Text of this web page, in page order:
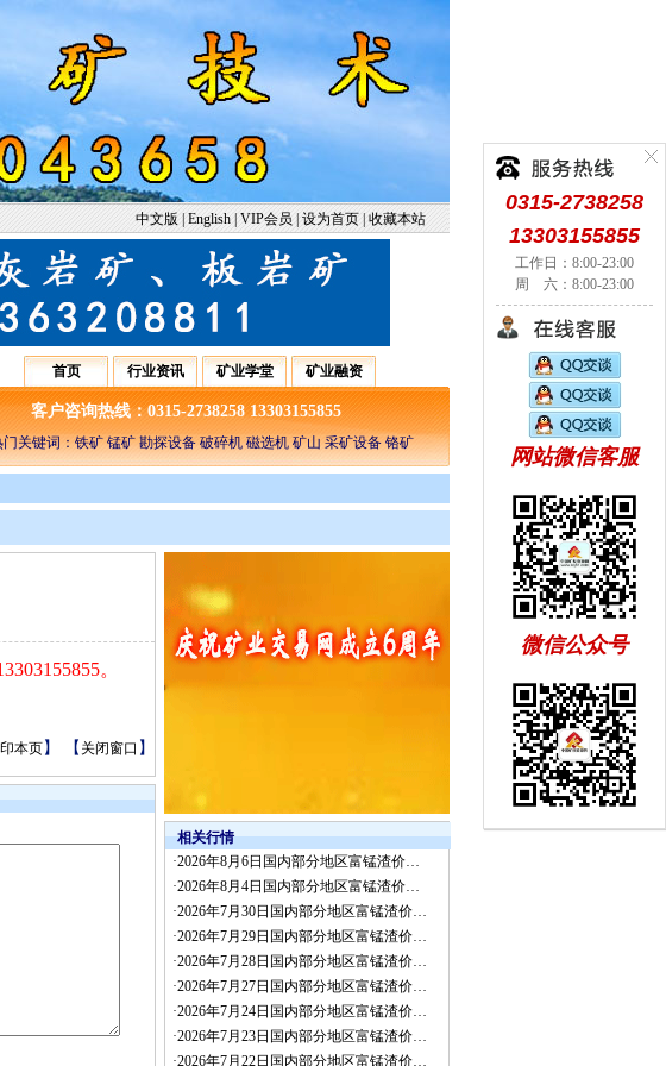
中文版 English |VIP会员 设为首页 收藏本站
首页 行业资讯 矿业学堂 矿业融资
客户咨询热线：0315-2738258 13303155855
门关键词：铁矿 锰矿 勘探设备 破碎机 磁选机 矿山 采矿设备 铬矿
。
本页】 【 关闭窗口 】
相关行情
·2026年8月6日国内部分地区富锰渣价…
·2026年8月4日国内部分地区富锰渣价…
·2026年7月30日国内部分地区富锰渣价…
·2026年7月29日国内部分地区富锰渣价…
·2026年7月28日国内部分地区富锰渣价…
·2026年7月27日国内部分地区富锰渣价…
·2026年7月24日国内部分地区富锰渣价…
·2026年7月23日国内部分地区富锰渣价…
·2026年7月22日国内部分地区富锰渣价…
0315-2738258
13303155855
工作日：8:00-23:00
周 六：8:00-23:00
网站微信客服
微信公众号